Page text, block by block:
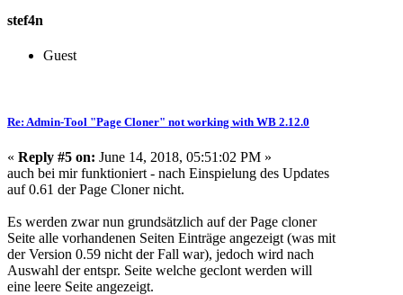
stef4n
Guest
Re: Admin-Tool "Page Cloner" not working with WB 2.12.0
« Reply #5 on: June 14, 2018, 05:51:02 PM »
auch bei mir funktioniert - nach Einspielung des Updates
auf 0.61 der Page Cloner nicht.
Es werden zwar nun grundsätzlich auf der Page cloner
Seite alle vorhandenen Seiten Einträge angezeigt (was mit
der Version 0.59 nicht der Fall war), jedoch wird nach
Auswahl der entspr. Seite welche geclont werden will
eine leere Seite angezeigt.